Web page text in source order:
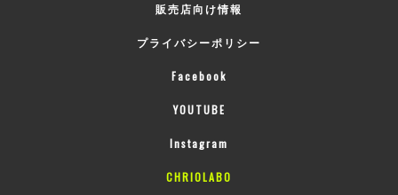
販売店向け情報
プライバシーポリシー
Facebook
YOUTUBE
Instagram
CHRIOLABO